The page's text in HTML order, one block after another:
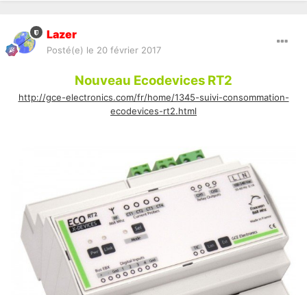
Lazer
Posté(e) le 20 février 2017
Nouveau Ecodevices RT2
http://gce-electronics.com/fr/home/1345-suivi-consommation-
ecodevices-rt2.html